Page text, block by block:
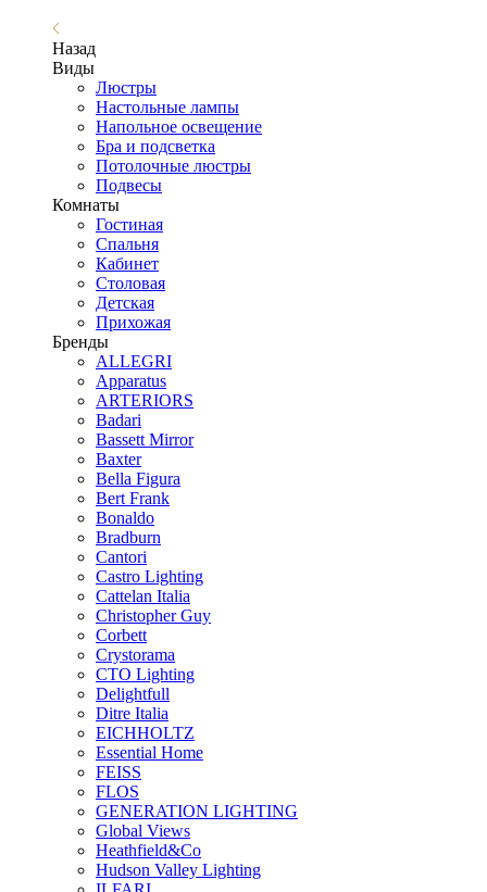
Назад
Виды
Люстры
Настольные лампы
Напольное освещение
Бра и подсветка
Потолочные люстры
Подвесы
Комнаты
Гостиная
Спальня
Кабинет
Столовая
Детская
Прихожая
Бренды
ALLEGRI
Apparatus
ARTERIORS
Badari
Bassett Mirror
Baxter
Bella Figura
Bert Frank
Bonaldo
Bradburn
Cantori
Castro Lighting
Cattelan Italia
Christopher Guy
Corbett
Crystorama
CTO Lighting
Delightfull
Ditre Italia
EICHHOLTZ
Essential Home
FEISS
FLOS
GENERATION LIGHTING
Global Views
Heathfield&Co
Hudson Valley Lighting